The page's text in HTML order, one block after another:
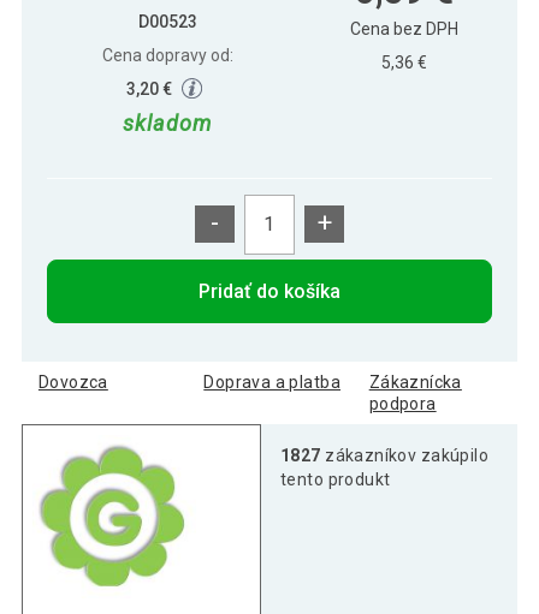
D00523
Cena dopravy od:
3,20 €
skladom
Cena bez DPH
5,36 €
- +
Pridať do košíka
Dovozca Doprava a platba
Zákaznícka
podpora
1827 zákazníkov zakúpilo
tento produkt